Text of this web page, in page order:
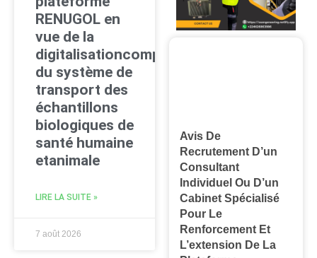
RENUGOL en
vue de la
digitalisationcomplète
du système de
transport des
échantillons
biologiques de
santé humaine
etanimale
LIRE LA SUITE »
7 août 2026
Avis De
Recrutement D’un
Consultant
Individuel Ou D’un
Cabinet Spécialisé
Pour Le
Renforcement Et
L’extension De La